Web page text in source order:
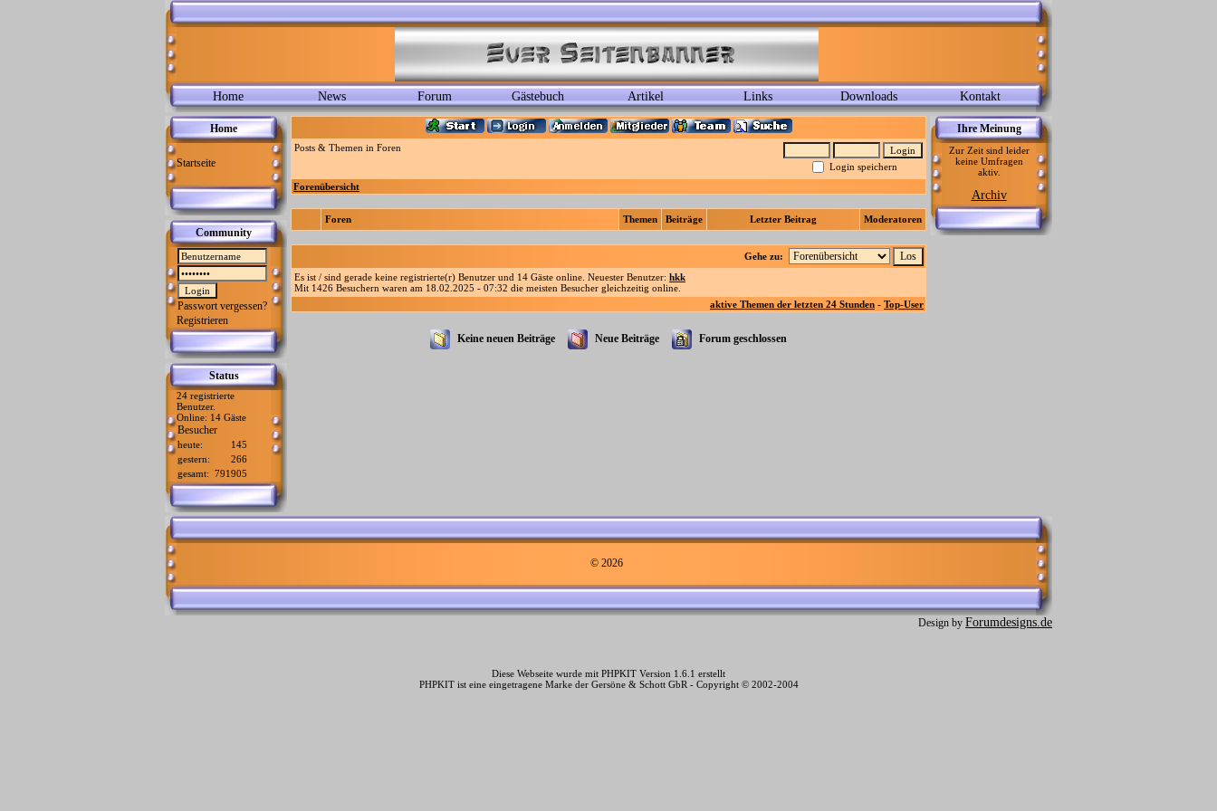
Home News Forum Gästebuch Artikel Links Downloads Kontakt
Home
Startseite
Community
Passwort vergessen?
Registrieren
Status
24 registrierte
Benutzer.
Online: 14 Gäste
Besucher
heute:
145
gestern:
266
gesamt: 791905
Posts & Themen in Foren
Login speichern
Forenübersicht
Foren Themen Beiträge Letzter Beitrag Moderatoren
Gehe zu:
Es ist / sind gerade keine registrierte(r) Benutzer und 14 Gäste online. Neuester Benutzer: hkk
Mit 1426 Besuchern waren am 18.02.2025 - 07:32 die meisten Besucher gleichzeitig online.
aktive Themen der letzten 24 Stunden - Top-User
Keine neuen Beiträge Neue Beiträge Forum geschlossen
Ihre Meinung
Zur Zeit sind leider
keine Umfragen
aktiv.
Archiv
© 2026
Design by Forumdesigns.de
Diese Webseite wurde mit PHPKIT Version 1.6.1 erstellt
PHPKIT ist eine eingetragene Marke der Gersöne & Schott GbR - Copyright © 2002-2004